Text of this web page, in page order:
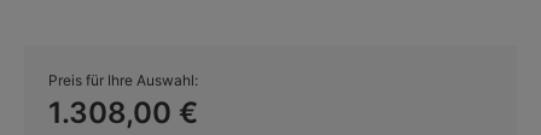
Preis für Ihre Auswahl:
1.308,00 €